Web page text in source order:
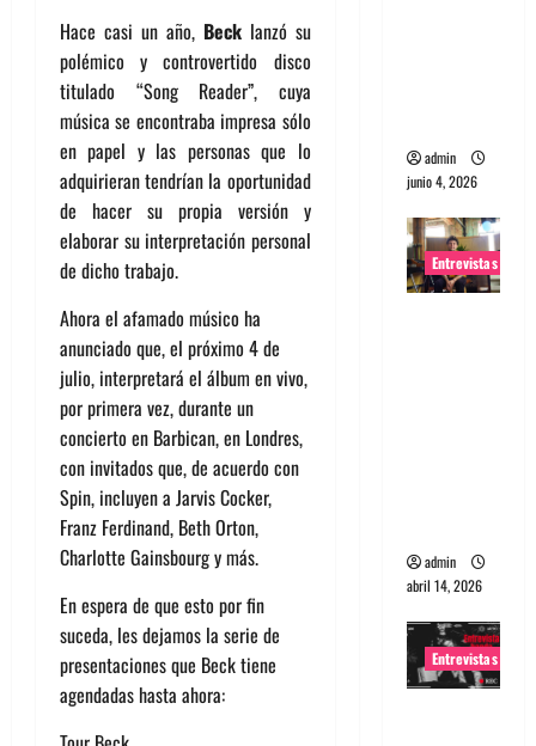
Hace casi un año, Becklanzó su
polémico y controvertido disco
titulado “Song Reader”, cuya
música se encontraba impresa sólo
en papel y las personas que lo
adquirieran tendrían la oportunidad
de hacer su propia versión y
elaborar su interpretación personal
de dicho trabajo.
Ahora el afamado músico ha
anunciado que, el próximo 4 de
julio, interpretará el álbum en vivo,
por primera vez, durante un
concierto en Barbican, en Londres,
con invitados que, de acuerdo con
Spin, incluyen a Jarvis Cocker,
Franz Ferdinand, Beth Orton,
Charlotte Gainsbourg y más.
En espera de que esto por fin
suceda, les dejamos la serie de
presentaciones que Beck tiene
agendadas hasta ahora:
admin
junio 4, 2026
Entrevistas
admin
abril 14, 2026
Entrevistas